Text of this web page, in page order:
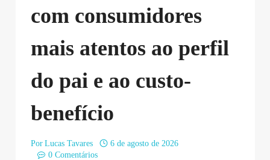
com consumidores
mais atentos ao perfil
do pai e ao custo-
benefício
Por Lucas Tavares
6 de agosto de 2026
0 Comentários